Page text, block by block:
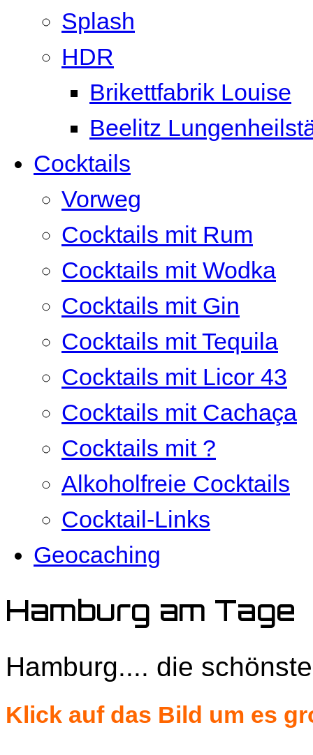
Splash
HDR
Brikettfabrik Louise
Beelitz
Cocktails
Vorweg
Cocktails mit Rum
Cocktails mit Wodka
Cocktails mit Gin
Cocktails mit Tequila
Cocktails mit Licor 43
Cocktails mit Cachaça
Cocktails mit ?
Alkoholfreie Cocktails
Cocktail-Links
Geocaching
Hamburg am Tage
Hamburg.... die
Klick auf das Bild um es